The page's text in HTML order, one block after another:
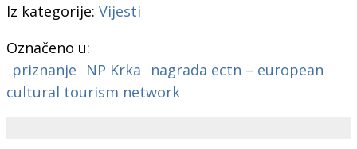
Iz kategorije: Vijesti
Označeno u:
priznanje
NP Krka
nagrada ectn – european
cultural tourism network